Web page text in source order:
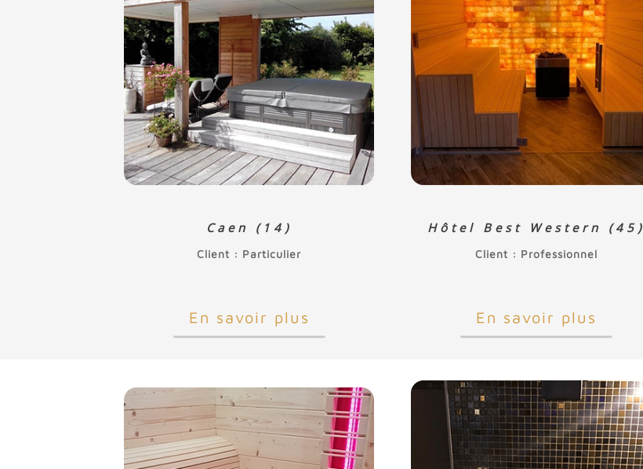
Caen (14)
Client : Particulier
En savoir plus
Hôtel Best Western (45)
Client : Professionnel
En savoir plus